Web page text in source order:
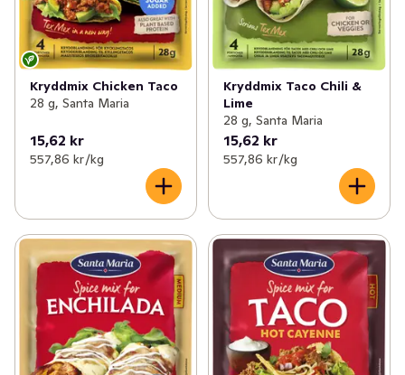
Kryddmix Chicken Taco
28 g, Santa Maria
15,62 kr
557,86 kr /kg
Kryddmix Taco Chili &
Lime
28 g, Santa Maria
15,62 kr
557,86 kr /kg